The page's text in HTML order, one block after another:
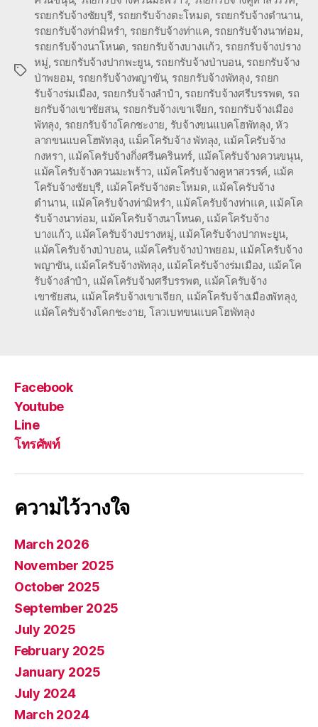
Tags
รถยกรับจ้างชัยบุรี, รถยกรับจ้างตะโหมด, รถยกรับจ้างตำนาน,
รถยกรับจ้างท่ามิหรำ, รถยกรับจ้างท่าแค, รถยกรับจ้างนาท่อม,
รถยกรับจ้างนาโหนด, รถยกรับจ้างบางแก้ว, รถยกรับจ้างปราง
หมู่, รถยกรับจ้างปากพะยูน, รถยกรับจ้างป่าบอน, รถยกรับจ้าง
ป่าพยอม, รถยกรับจ้างพญาขัน, รถยกรับจ้างพัทลุง, รถยก
รับจ้างร่มเมือง, รถยกรับจ้างลำปำ, รถยกรับจ้างศรีบรรพต, รถ
ยกรับจ้างเขาชัยสน, รถยกรับจ้างเขาเจียก, รถยกรับจ้างเมือง
พัทลุง, รถยกรับจ้างโคกชะงาย, รับจ้างขนแบคโฮพัทลุง,หัว
ลากขนแบคโฮพัทลุง, แม็คโครับจ้าง พัทลุง, แม้คโครับจ้าง
กงหรา, แม้คโครับจ้างกิ่งศรีนครินทร์, แม้คโครับจ้างควนขนุน,
แม้คโครับจ้างควนมะพร้าว, แม้คโครับจ้างคูหาสวรรค์, แม้ค
โครับจ้างชัยบุรี, แม้คโครับจ้างตะโหมด, แม้คโครับจ้าง
ตำนาน, แม้คโครับจ้างท่ามิหรำ, แม้คโครับจ้างท่าแค, แม้คโค
รับจ้างนาท่อม, แม้คโครับจ้างนาโหนด, แม้คโครับจ้าง
บางแก้ว, แม้คโครับจ้างปรางหมู่, แม้คโครับจ้างปากพะยูน,
แม้คโครับจ้างป่าบอน, แม้คโครับจ้างป่าพยอม, แม้คโครับจ้าง
พญาขัน, แม้คโครับจ้างพัทลุง, แม้คโครับจ้างร่มเมือง, แม้คโค
รับจ้างลำปำ, แม้คโครับจ้างศรีบรรพต, แม้คโครับจ้าง
เขาชัยสน, แม้คโครับจ้างเขาเจียก, แม้คโครับจ้างเมืองพัทลุง,
แม้คโครับจ้างโคกชะงาย, โลวเบทขนแบคโฮพัทลุง
Facebook
Youtube
Line
โทรศัพท์
ความไว้วางใจ
March 2026
November 2025
October 2025
September 2025
July 2025
February 2025
January 2025
July 2024
March 2024